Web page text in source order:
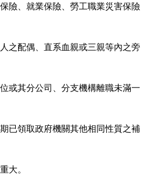
險、就業保險、勞工職業災害保險
之配偶、直系血親或三親等內之旁
或其分公司、分支機構離職未滿一
已領取政府機關其他相同性質之補
大。